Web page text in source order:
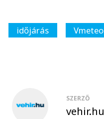
időjárás Vmeteo
SZERZŐ
vehir.hu